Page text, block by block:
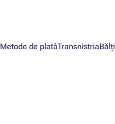
Metode de platâTransnistriaBălți